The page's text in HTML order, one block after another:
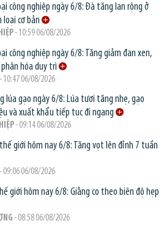
công nghiệp ngày 6/8: Đà tăng lan rộng ở
cơ bản
- 10:59 06/08/2026
công nghiệp ngày 6/8: Tăng giảm đan xen,
hóa duy trì
- 10:47 06/08/2026
lúa gạo ngày 6/8: Lúa tươi tăng nhẹ, gạo
và xuất khẩu tiếp tục đi ngang
- 09:14 06/08/2026
giới hôm nay 6/8: Tăng vọt lên đỉnh 7 tuần
- 09:06 06/08/2026
giới hôm nay 6/8: Giằng co theo biên độ hẹp
- 08:58 06/08/2026